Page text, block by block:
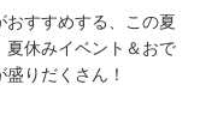
おすすめする、この夏
夏休みイベント＆おで
りだくさん！